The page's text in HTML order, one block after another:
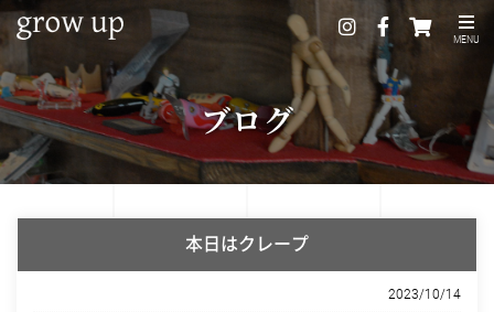
MENU
ブログ
本日はクレープ
2023/10/14